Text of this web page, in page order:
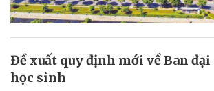
Đề xuất quy định mới về Ban
học sinh